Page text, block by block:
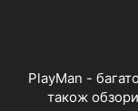
PlayMan -
також